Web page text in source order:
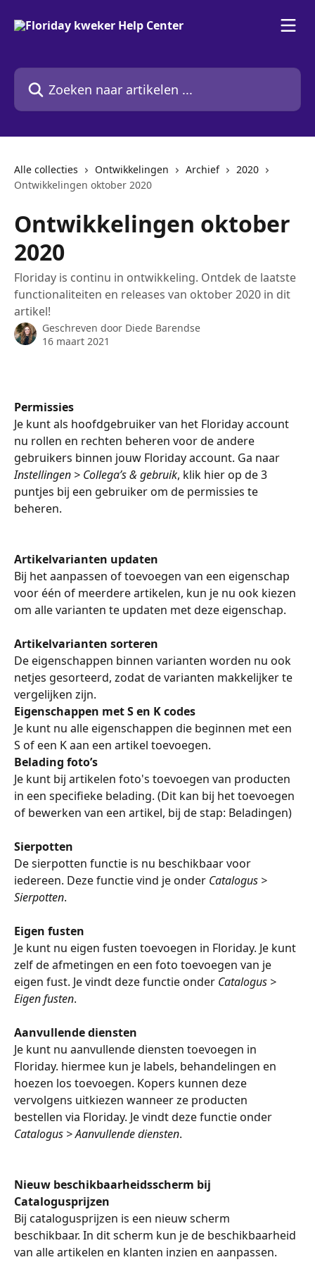
Zoeken naar artikelen ...
Alle collecties Ontwikkelingen Archief
2020
Ontwikkelingen oktober 2020
Ontwikkelingen oktober
2020
Floriday is continu in ontwikkeling. Ontdek de laatste
functionaliteiten en releases van oktober 2020 in dit
artikel!
Geschreven door Diede Barendse
16 maart 2021
Permissies
Je kunt als hoofdgebruiker van het Floriday account
nu rollen en rechten beheren voor de andere
gebruikers binnen jouw Floriday account. Ga naar
Instellingen > Collega’s & gebruik, klik hier op de 3
puntjes bij een gebruiker om de permissies te
beheren.
Artikelvarianten updaten
Bij het aanpassen of toevoegen van een eigenschap
voor één of meerdere artikelen, kun je nu ook kiezen
om alle varianten te updaten met deze eigenschap.
Artikelvarianten sorteren
De eigenschappen binnen varianten worden nu ook
netjes gesorteerd, zodat de varianten makkelijker te
vergelijken zijn.
Eigenschappen met S en K codes
Je kunt nu alle eigenschappen die beginnen met een
S of een K aan een artikel toevoegen.
Belading foto’s
Je kunt bij artikelen foto's toevoegen van producten
in een specifieke belading. (Dit kan bij het toevoegen
of bewerken van een artikel, bij de stap: Beladingen)
Sierpotten
De sierpotten functie is nu beschikbaar voor
iedereen. Deze functie vind je onder Catalogus >
Sierpotten.
Eigen fusten
Je kunt nu eigen fusten toevoegen in Floriday. Je kunt
zelf de afmetingen en een foto toevoegen van je
eigen fust. Je vindt deze functie onder Catalogus >
Eigen fusten.
Aanvullende diensten
Je kunt nu aanvullende diensten toevoegen in
Floriday. hiermee kun je labels, behandelingen en
hoezen los toevoegen. Kopers kunnen deze
vervolgens uitkiezen wanneer ze producten
bestellen via Floriday. Je vindt deze functie onder
Catalogus > Aanvullende diensten.
Nieuw beschikbaarheidsscherm bij
Catalogusprijzen
Bij catalogusprijzen is een nieuw scherm
beschikbaar. In dit scherm kun je de beschikbaarheid
van alle artikelen en klanten inzien en aanpassen.